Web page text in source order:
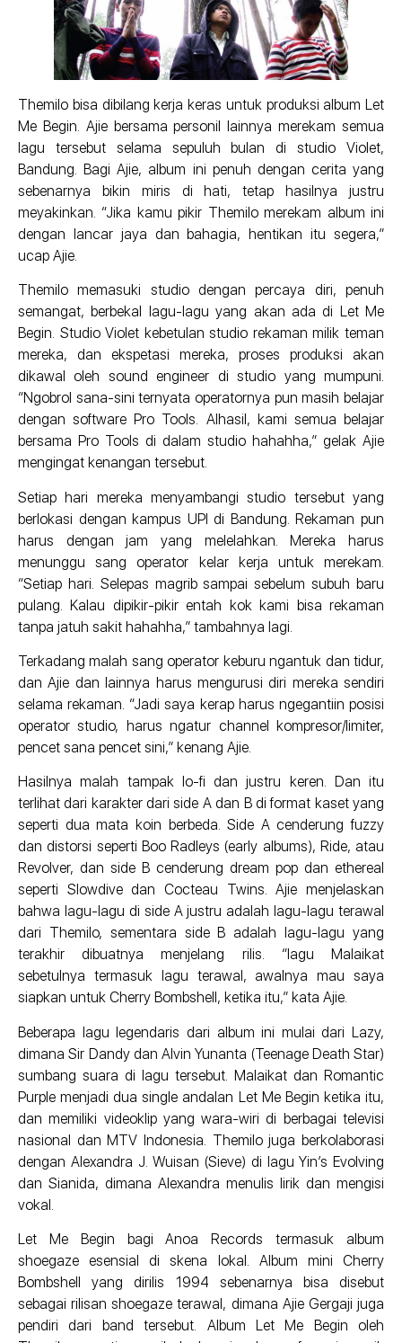
Themilo bisa dibilang kerja keras untuk produksi album Let
Me Begin. Ajie bersama personil lainnya merekam semua
lagu tersebut selama sepuluh bulan di studio Violet,
Bandung. Bagi Ajie, album ini penuh dengan cerita yang
sebenarnya bikin miris di hati, tetap hasilnya justru
meyakinkan. “Jika kamu pikir Themilo merekam album ini
dengan lancar jaya dan bahagia, hentikan itu segera,”
ucap Ajie.
Themilo memasuki studio dengan percaya diri, penuh
semangat, berbekal lagu-lagu yang akan ada di Let Me
Begin. Studio Violet kebetulan studio rekaman milik teman
mereka, dan ekspetasi mereka, proses produksi akan
dikawal oleh sound engineer di studio yang mumpuni.
“Ngobrol sana-sini ternyata operatornya pun masih belajar
dengan software Pro Tools. Alhasil, kami semua belajar
bersama Pro Tools di dalam studio hahahha,” gelak Ajie
mengingat kenangan tersebut.
Setiap hari mereka menyambangi studio tersebut yang
berlokasi dengan kampus UPI di Bandung. Rekaman pun
harus dengan jam yang melelahkan. Mereka harus
menunggu sang operator kelar kerja untuk merekam.
“Setiap hari. Selepas magrib sampai sebelum subuh baru
pulang. Kalau dipikir-pikir entah kok kami bisa rekaman
tanpa jatuh sakit hahahha,” tambahnya lagi.
Terkadang malah sang operator keburu ngantuk dan tidur,
dan Ajie dan lainnya harus mengurusi diri mereka sendiri
selama rekaman. “Jadi saya kerap harus ngegantiin posisi
operator studio, harus ngatur channel kompresor/limiter,
pencet sana pencet sini,” kenang Ajie.
Hasilnya malah tampak lo-fi dan justru keren. Dan itu
terlihat dari karakter dari side A dan B di format kaset yang
seperti dua mata koin berbeda. Side A cenderung fuzzy
dan distorsi seperti Boo Radleys (early albums), Ride, atau
Revolver, dan side B cenderung dream pop dan ethereal
seperti Slowdive dan Cocteau Twins. Ajie menjelaskan
bahwa lagu-lagu di side A justru adalah lagu-lagu terawal
dari Themilo, sementara side B adalah lagu-lagu yang
terakhir dibuatnya menjelang rilis. “lagu Malaikat
sebetulnya termasuk lagu terawal, awalnya mau saya
siapkan untuk Cherry Bombshell, ketika itu,” kata Ajie.
Beberapa lagu legendaris dari album ini mulai dari Lazy,
dimana Sir Dandy dan Alvin Yunanta (Teenage Death Star)
sumbang suara di lagu tersebut. Malaikat dan Romantic
Purple menjadi dua single andalan Let Me Begin ketika itu,
dan memiliki videoklip yang wara-wiri di berbagai televisi
nasional dan MTV Indonesia. Themilo juga berkolaborasi
dengan Alexandra J. Wuisan (Sieve) di lagu Yin’s Evolving
dan Sianida, dimana Alexandra menulis lirik dan mengisi
vokal.
Let Me Begin bagi Anoa Records termasuk album
shoegaze esensial di skena lokal. Album mini Cherry
Bombshell yang dirilis 1994 sebenarnya bisa disebut
sebagai rilisan shoegaze terawal, dimana Ajie Gergaji juga
pendiri dari band tersebut. Album Let Me Begin oleh